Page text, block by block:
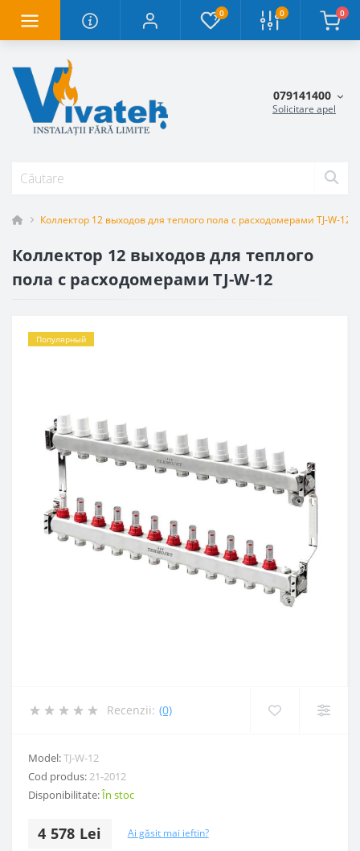
0 0 0
079141400
Solicitare apel
Коллектор 12 выходов для теплого пола с расходомерами TJ-W-12
Коллектор 12 выходов для теплого
пола с расходомерами TJ-W-12
Популярный
Recenzii: (0)
Model:TJ-W-12
Cod produs: 21-2012
Disponibilitate:În stoc
4 578 Lei Ai găsit mai ieftin?